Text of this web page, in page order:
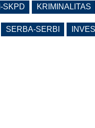
SKPD KRIMINALITAS
SERBA-SERBI